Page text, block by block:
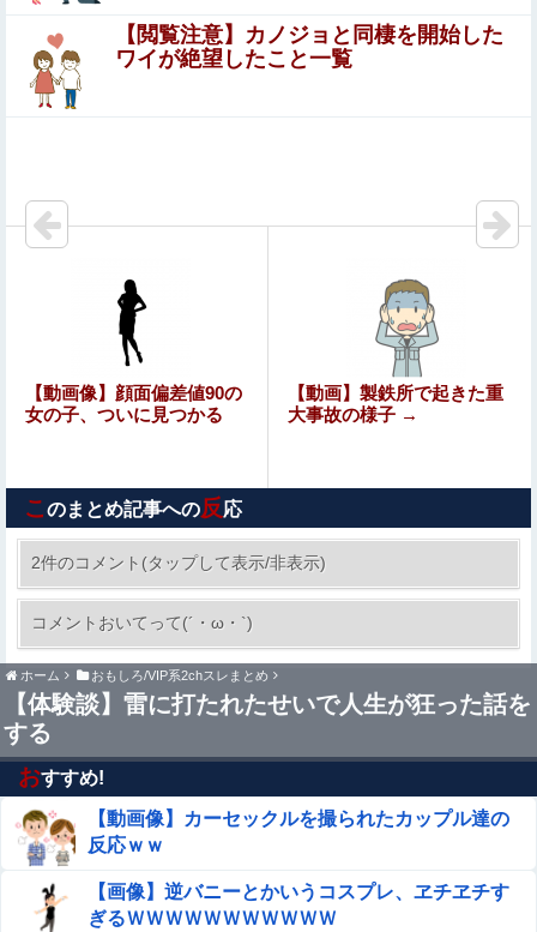
ち
私の好きな日本語がこれだ←「日本は太っ腹だな」
（海外の反応）他
【画像】 釘崎野薔薇がチクニーで気持ちよくなってるエ□
「八尺様」の新作エ□漫画を描く
【悲報】高市政権「永住許可厳格化するわ」外国人さん
【画像】 「マスク美人さん、また我々を欺く」←海外でも
流行りだした結果がこちらw w w w w w w
鈴木奈穂子アナ 袖口からインナーチラ見え！！【GIF動
画あり】
★【ワートリ】華ちゃんの爪がすっかり治っていればいい
けどね
●●漫画『怪物の寵愛』をrawやhitomiを使わずに
無料で読む方法│揚げ三昧
【画像】 JKさん、日本最大級の”水かけ祭り”フェスでお
っ〇ぱい丸見え！大量ぶっかけハプニングｗｗｗ
ごつ盛り焼きそばとかいう年１くらいで無性に食いたくな
るやつｗｗｗｗｗｗｗｗ
【衝撃】ハンターハンター、とんでもねえ伏線が発掘され
る。クルタ族の虐殺犯人がツェリードニヒだった模様！
【動画】仙台育英の野球部女子マネ、あざといウィンクで
お前らの心を鷲掴みｗｗｗｗｗ
【閲覧注意】カノジョと同棲を開始した
ワイが絶望したこと一覧
【動画像】顔面偏差値90の
女の子、ついに見つかる
【動画】製鉄所で起きた重
大事故の様子 →
こ のまとめ記事への反応
2件のコメント(タップして表示/非表示)
コメントおいてって(´・ω・`)
ホーム おもしろ/VIP系2chスレまとめ
【体験談】雷に打たれたせいで人生が狂った話を
する
おすすめ!
【動画像】カーセックルを撮られたカップル達の
反応ｗｗ
【画像】逆バニーとかいうコスプレ、ヱチヱチす
ぎるＷＷＷＷＷＷＷＷＷＷＷ